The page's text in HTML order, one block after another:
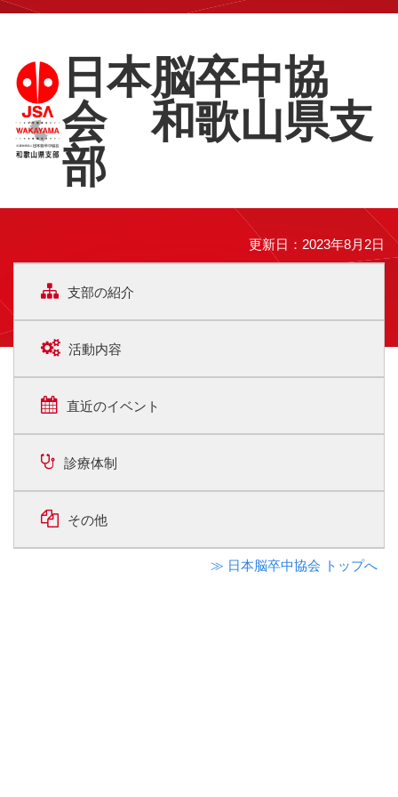
日本脳卒中協
会 和歌山県支
部
更新日：2023年8月2日
支部の紹介
活動内容
直近のイベント
診療体制
その他
≫ 日本脳卒中協会 トップへ